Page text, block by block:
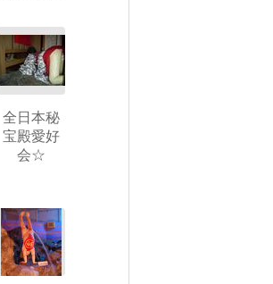
全日本秘
宝殿愛好
会☆